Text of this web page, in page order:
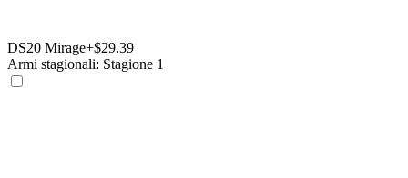
DS20 Mirage+$29.39
Armi stagionali: Stagione 1